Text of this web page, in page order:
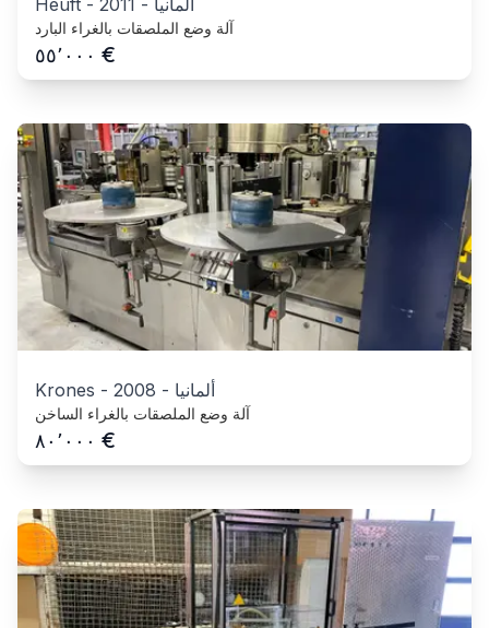
آلة وضع الملصقات بالغراء البارد
٥٥٬٠٠٠ €
Krones - 2008 - ألمانيا
آلة وضع الملصقات بالغراء الساخن
٨٠٬٠٠٠ €